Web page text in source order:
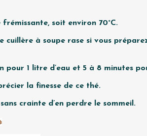
soit environ 70°C.
à soupe rase si vous
pour 1 litre d’eau et 5 à 8 minutes
la finesse de ce thé.
crainte d’en perdre le sommeil.